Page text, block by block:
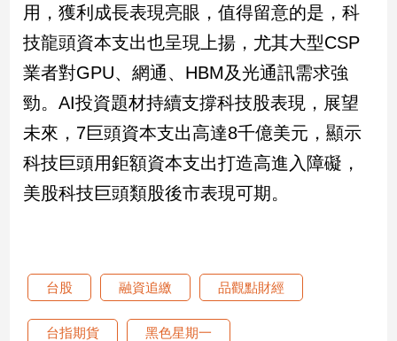
用，獲利成長表現亮眼，值得留意的是，科
技龍頭資本支出也呈現上揚，尤其大型CSP
業者對GPU、網通、HBM及光通訊需求強
勁。AI投資題材持續支撐科技股表現，展望
未來，7巨頭資本支出高達8千億美元，顯示
科技巨頭用鉅額資本支出打造高進入障礙，
美股科技巨頭類股後市表現可期。
台股 融資追繳 品觀點財經
台指期貨 黑色星期一